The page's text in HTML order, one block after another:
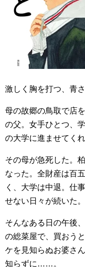
激しく胸を打つ、青
母の故郷の鳥取で店
の父。女手ひとつ、
の大学に進ませてく
その母が急死した。
なった。全財産は百
く、大学は中退。仕
せない日々が続いた。
そんなある日の午後
の総菜屋で、買おう
ケを見知らぬお婆さ
知らずに……。